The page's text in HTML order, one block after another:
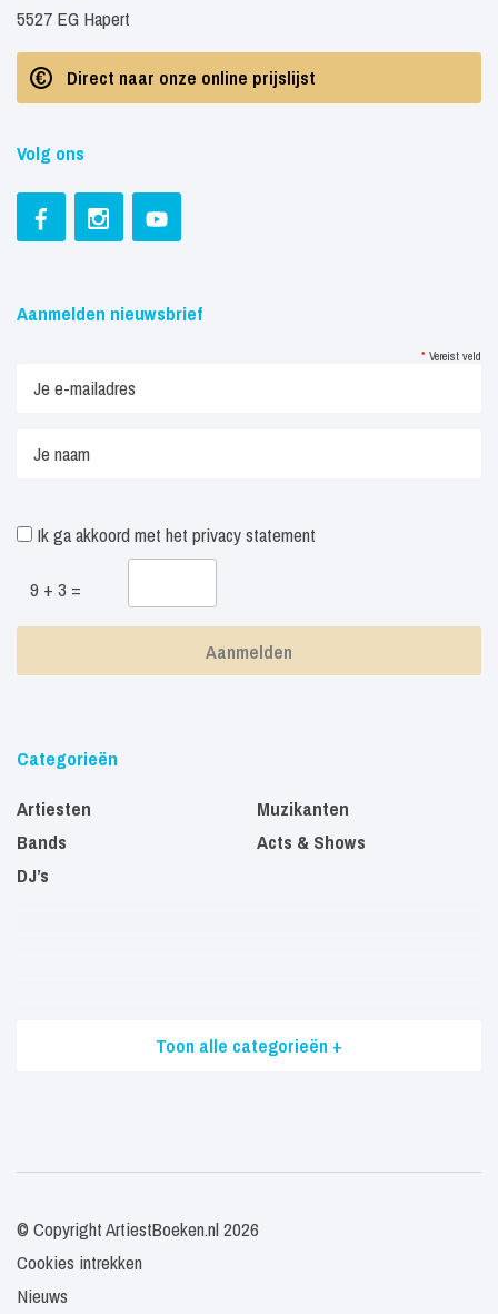
5527 EG Hapert
Direct naar onze online prijslijst
Volg ons
Aanmelden nieuwsbrief
* Vereist veld
Ik ga akkoord met het privacy statement
9 + 3 =
Categorieën
Artiesten
Bands
DJ’s
Muzikanten
Acts & Shows
Toon alle categorieën +
© Copyright ArtiestBoeken.nl 2026
Cookies intrekken
Nieuws